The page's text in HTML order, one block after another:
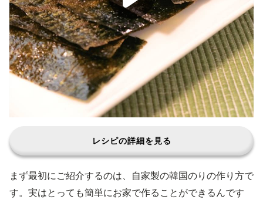
レシピの詳細を見る
まず最初にご紹介するのは、自家製の韓国のりの作り方で
す。実はとっても簡単にお家で作ることができるんです